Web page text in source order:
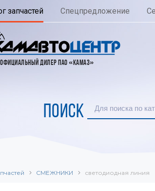
запчастей Спецпредложение
ОФИЦИАЛЬНЫЙ ДИЛЕР ПАО «КАМАЗ»
ПОИСК
СМЕЖНИКИ светодиодная линия